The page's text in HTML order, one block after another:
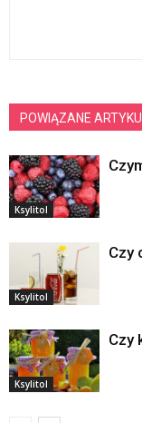
POWIĄZANE
Ksylitol
Ksylitol
Czy
Ksylitol
Czy